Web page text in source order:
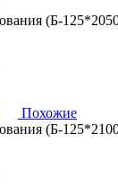
(Б-
Похожие
(Б-